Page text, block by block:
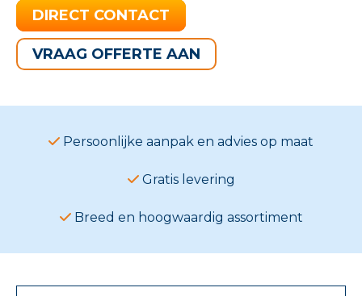
DIRECT CONTACT
VRAAG OFFERTE AAN
Persoonlijke aanpak en advies op maat
Gratis levering
Breed en hoogwaardig assortiment